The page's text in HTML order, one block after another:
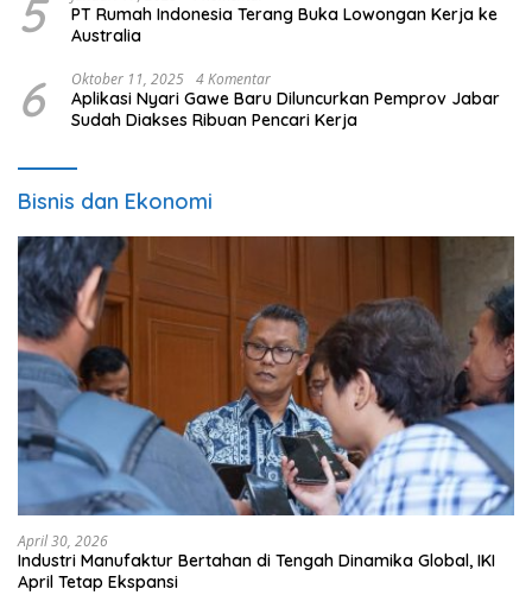
5
PT Rumah Indonesia Terang Buka Lowongan Kerja ke
Australia
6 Oktober 11, 2025 4 Komentar
Aplikasi Nyari Gawe Baru Diluncurkan Pemprov Jabar
Sudah Diakses Ribuan Pencari Kerja
Bisnis dan Ekonomi
April 30, 2026
Industri Manufaktur Bertahan di Tengah Dinamika Global, IKI
April Tetap Ekspansi